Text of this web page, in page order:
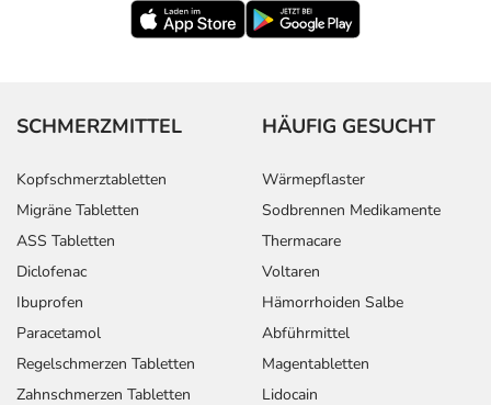
SCHMERZMITTEL
Kopfschmerztabletten
Migräne Tabletten
ASS Tabletten
Diclofenac
Ibuprofen
Paracetamol
Regelschmerzen Tabletten
Zahnschmerzen Tabletten
HÄUFIG GESUCHT
Wärmepflaster
Sodbrennen Medikamente
Thermacare
Voltaren
Hämorrhoiden Salbe
Abführmittel
Magentabletten
Lidocain